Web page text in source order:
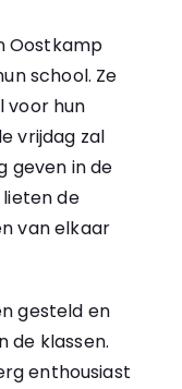
Oostkamp
school. Ze
voor hun
vrijdag zal
geven in de
de
van elkaar
gesteld en
de klassen.
enthousiast